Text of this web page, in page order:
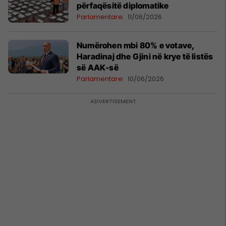
përfaqësitë diplomatike
Parlamentare 11/06/2026
Numërohen mbi 80% e votave,
Haradinaj dhe Gjini në krye të listës
së AAK-së
Parlamentare 10/06/2026